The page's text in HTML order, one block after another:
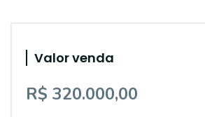
Valor venda
R$ 320.000,00